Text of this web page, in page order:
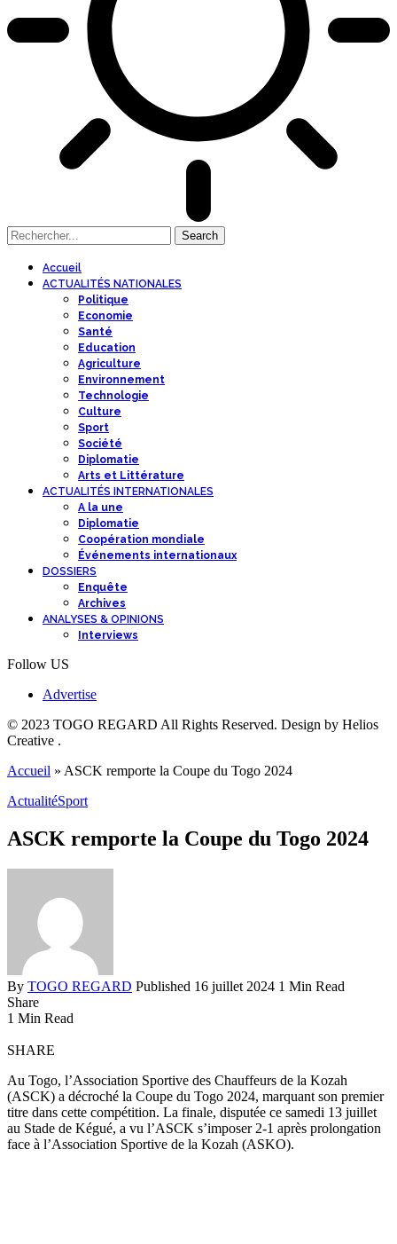
Accueil
ACTUALITÉS NATIONALES
Politique
Economie
Santé
Education
Agriculture
Environnement
Technologie
Culture
Sport
Société
Diplomatie
Arts et Littérature
ACTUALITÉS INTERNATIONALES
A la une
Diplomatie
Coopération mondiale
Événements internationaux
DOSSIERS
Enquête
Archives
ANALYSES & OPINIONS
Interviews
Follow US
Advertise
© 2023 TOGO REGARD All Rights Reserved. Design by Helios
Creative .
Accueil » ASCK remporte la Coupe du Togo 2024
ActualitéSport
ASCK remporte la Coupe du Togo 2024
By TOGO REGARD Published 16 juillet 2024 1 Min Read
Share
1 Min Read
SHARE
Au Togo, l’Association Sportive des Chauffeurs de la Kozah
(ASCK) a décroché la Coupe du Togo 2024, marquant son premier
titre dans cette compétition. La finale, disputée ce samedi 13 juillet
au Stade de Kégué, a vu l’ASCK s’imposer 2-1 après prolongation
face à l’Association Sportive de la Kozah (ASKO).